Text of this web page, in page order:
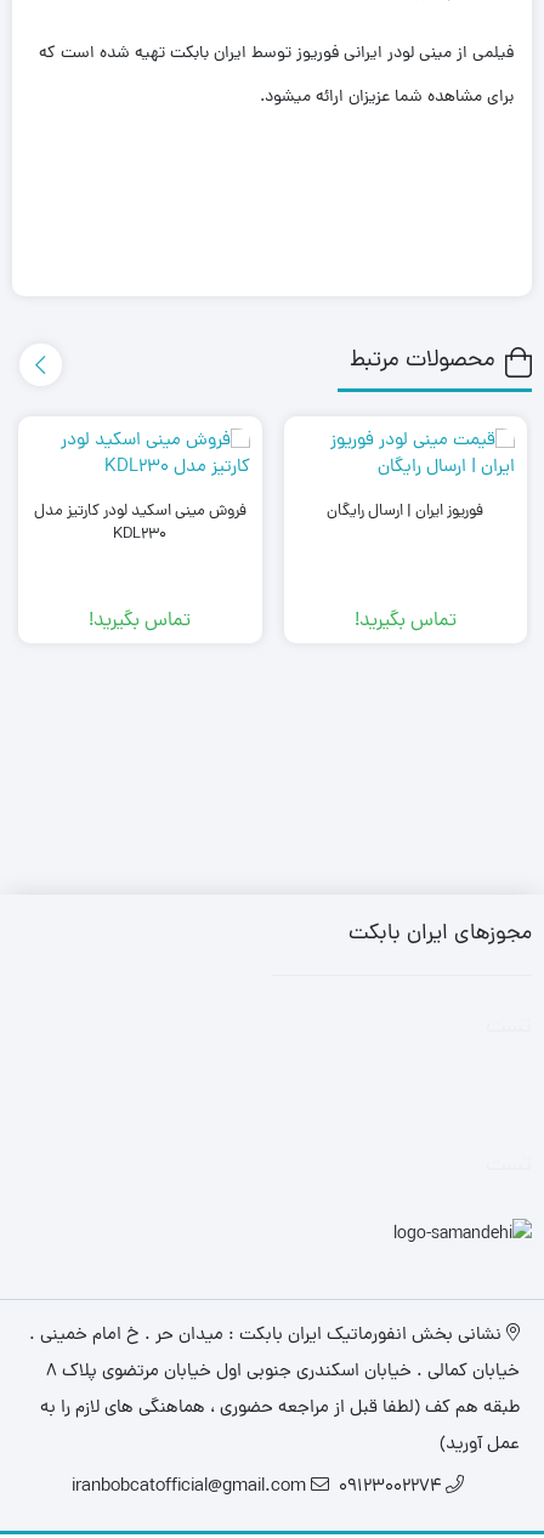
فیلمی از مینی لودر ایرانی فوریوز توسط ایران بابکت تهیه شده است که
برای مشاهده شما عزیزان ارائه میشود.
محصولات مرتبط
فوریوز ایران | ارسال رایگان
تماس بگیرید!
فروش مینی اسکید لودر کارتیز مدل
KDL230
تماس بگیرید!
مجوزهای ایران بابکت
نشانی بخش انفورماتیک ایران بابکت : میدان حر . خ امام خمینی .
خیابان کمالی . خیابان اسکندری جنوبی اول خیابان مرتضوی پلاک 8
طبقه هم کف (لطفا قبل از مراجعه حضوری ، هماهنگی های لازم را به
عمل آورید)
09123002274
iranbobcatofficial@gmail.com